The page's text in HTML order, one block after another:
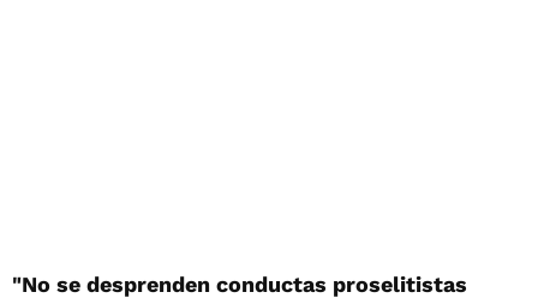
"No se desprenden conductas proselitistas